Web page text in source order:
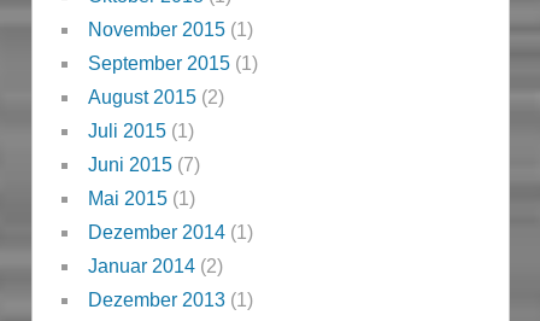
November 2015(1)
September 2015(1)
August 2015(2)
Juli 2015(1)
Juni 2015(7)
Mai 2015(1)
Dezember 2014(1)
Januar 2014(2)
Dezember 2013(1)